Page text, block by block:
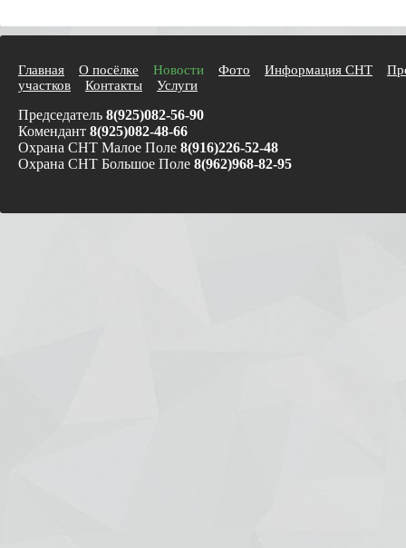
Главная О посёлке Новости Фото Информация СНТ
участков
Контакты Услуги
Председатель 8(925)082-56-90
Комендант 8(925)082-48-66
Охрана СНТ Малое Поле 8(916)226-52-48
Охрана СНТ Большое Поле 8(962)968-82-95